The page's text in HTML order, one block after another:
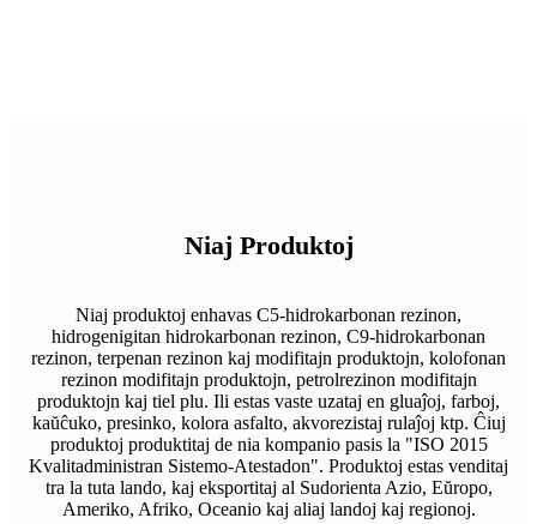
Niaj Produktoj
Niaj produktoj enhavas C5-hidrokarbonan rezinon,
hidrogenigitan hidrokarbonan rezinon, C9-hidrokarbonan
rezinon, terpenan rezinon kaj modifitajn produktojn, kolofonan
rezinon modifitajn produktojn, petrolrezinon modifitajn
produktojn kaj tiel plu. Ili estas vaste uzataj en gluaĵoj, farboj,
kaŭĉuko, presinko, kolora asfalto, akvorezistaj rulaĵoj ktp. Ĉiuj
produktoj produktitaj de nia kompanio pasis la "ISO 2015
Kvalitadministran Sistemo-Atestadon". Produktoj estas venditaj
tra la tuta lando, kaj eksportitaj al Sudorienta Azio, Eŭropo,
Ameriko, Afriko, Oceanio kaj aliaj landoj kaj regionoj.